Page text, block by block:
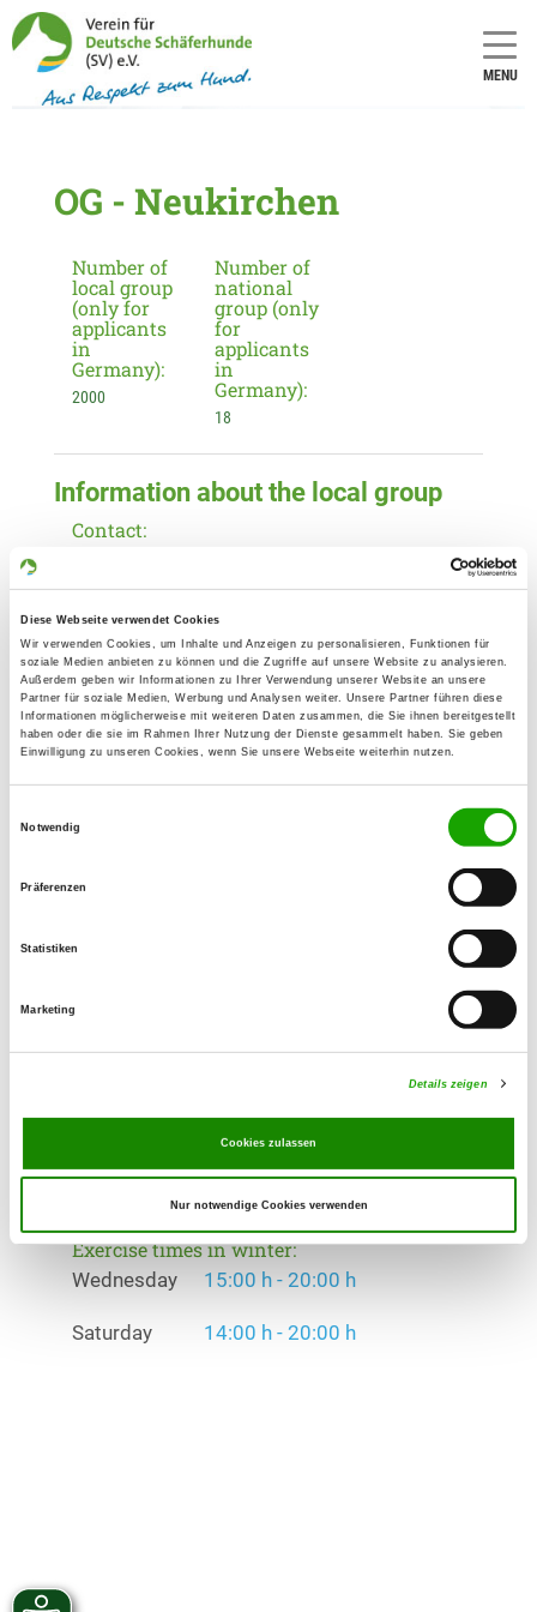
Diese Webseite verwendet Cookies
Wir verwenden Cookies, um Inhalte und Anzeigen zu personalisieren, Funktionen für
soziale Medien anbieten zu können und die Zugriffe auf unsere Website zu analysieren.
Außerdem geben wir Informationen zu Ihrer Verwendung unserer Website an unsere
Partner für soziale Medien, Werbung und Analysen weiter. Unsere Partner führen diese
Informationen möglicherweise mit weiteren Daten zusammen, die Sie ihnen bereitgestellt
haben oder die sie im Rahmen Ihrer Nutzung der Dienste gesammelt haben. Sie geben
Einwilligung zu unseren Cookies, wenn Sie unsere Webseite weiterhin nutzen.
Notwendig
Präferenzen
Statistiken
Marketing
Details zeigen
Cookies zulassen
Nur notwendige Cookies verwenden
MENU
OG - Neukirchen
Number of
local group
(only for
applicants
in
Germany):
2000
Number of
national
group (only
for
applicants
in
Germany):
18
Information about the local group
Contact:
Hauptstr. 191 a
09221 Neukirchen
Training ground:
Zum Gewerbepark
09221 Neukirchen
Phone:
0371 221894
Fax:
kl.eismann.ke@gmail.com
Ringtraining
Exercise times in summer:
15:00 h - 20:00 h
14:00 h - 20:00 h
Exercise times in winter:
Wednesday 15:00 h - 20:00 h
Saturday 14:00 h - 20:00 h